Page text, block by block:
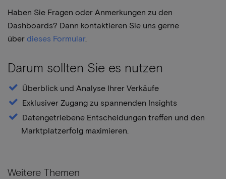
Haben Sie Fragen oder Anmerkungen zu den
Dashboards? Dann kontaktieren Sie uns gerne
über dieses Formular.
Darum sollten Sie es nutzen
Überblick und Analyse Ihrer Verkäufe
Exklusiver Zugang zu spannenden Insights
Datengetriebene Entscheidungen treffen und den
Marktplatzerfolg maximieren.
Weitere Themen